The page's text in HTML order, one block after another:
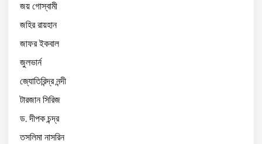
জয় গোস্বামী
জহির রায়হান
জাফর ইকবাল
জুলভার্ন
জ্যোতিরিন্দ্র নন্দী
টারজান সিরিজ
ড. দীপক চন্দ্র
তসলিমা নাসরিন